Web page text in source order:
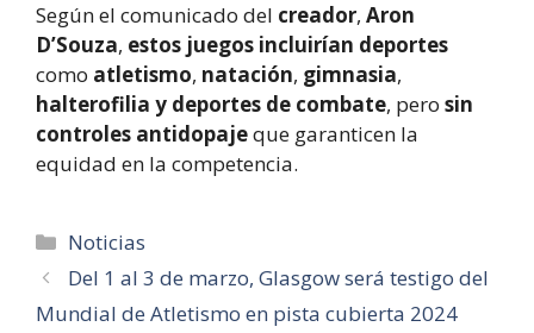
Según el comunicado del creador, Aron
D’Souza, estos juegos incluirían deportes
como atletismo, natación, gimnasia,
halterofilia y deportes de combate, pero sin
controles antidopajeque garanticen la
equidad en la competencia.
Categorías
Noticias
Del 1 al 3 de marzo, Glasgow será testigo del
Mundial de Atletismo en pista cubierta 2024